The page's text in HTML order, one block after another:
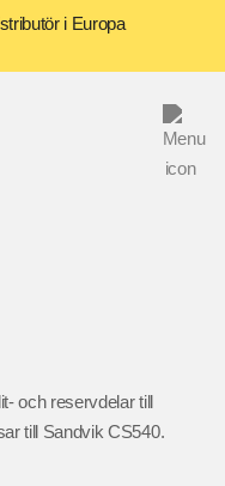
i Europa
och reservdelar till
till Sandvik CS540.